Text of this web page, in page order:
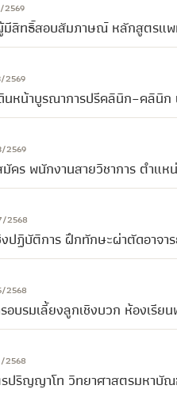
มีสิทธิ์สอบสัมภาษณ์ หลักสูตรแ
นหน้าบูรณาการปรีคลินิก–คลินิ
2569
มัคร พนักงานสายวิชาการ ตำแ
2568
งปฏิบัติการ ฝึกทักษะผ่าตัดอาจ
2568
อบรมเลี้ยงลูกเชิงบวก ห้องเรีย
ปริญญาโท วิทยาศาสตรมหาบัณ